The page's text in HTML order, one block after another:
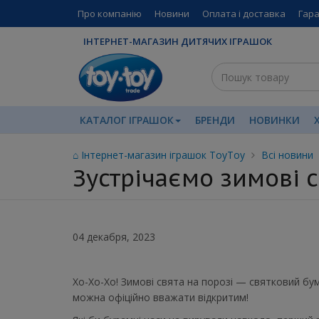
Про компанію Новини Оплата і доставка
ІНТЕРНЕТ-МАГАЗИН ДИТЯЧИХ ІГРАШОК
КАТАЛОГ ІГРАШОК БРЕНДИ НОВИНКИ
⌂ Інтернет-магазин іграшок ToyToy Всі новини
Зустрічаємо зимові
04 декабря, 2023
Хо-Хо-Хо! Зимові свята на порозі — святковий
можна офіційно вважати відкритим!